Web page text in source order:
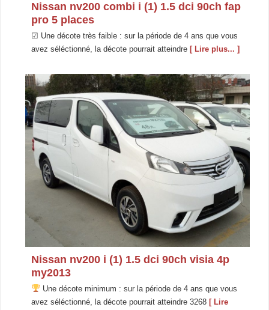
Nissan nv200 combi i (1) 1.5 dci 90ch fap
pro 5 places
☑ Une décote très faible : sur la période de 4 ans que vous
avez séléctionné, la décote pourrait atteindre [ Lire plus... ]
Nissan nv200 i (1) 1.5 dci 90ch visia 4p
my2013
Une décote minimum : sur la période de 4 ans que vous
avez séléctionné, la décote pourrait atteindre 3268 [ Lire